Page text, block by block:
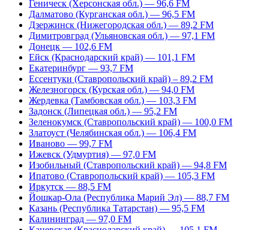
Геническ (Херсонская обл.) — 96,6 FM
Далматово (Курганская обл.) — 96,5 FM
Дзержинск (Нижегородская обл.) — 89,2 FM
Димитровград (Ульяновская обл.) — 97,1 FM
Донецк — 102,6 FM
Ейск (Краснодарский край) — 101,1 FM
Екатеринбург — 93,7 FM
Ессентуки (Ставропольский край) – 89,2 FM
Железногорск (Курская обл.) — 94,0 FM
Жердевка (Тамбовская обл.) — 103,3 FM
Задонск (Липецкая обл.) — 95,2 FM
Зеленокумск (Ставропольский край) — 100,0 FM
Златоуст (Челябинская обл.) — 106,4 FM
Иваново — 99,7 FM
Ижевск (Удмуртия) — 97,0 FM
Изобильный (Ставропольский край) — 94,8 FM
Ипатово (Ставропольский край) — 105,3 FM
Иркутск — 88,5 FM
Йошкар-Ола (Республика Марий Эл) — 88,7 FM
Казань (Республика Татарстан) — 95,5 FM
Калининград — 97,0 FM